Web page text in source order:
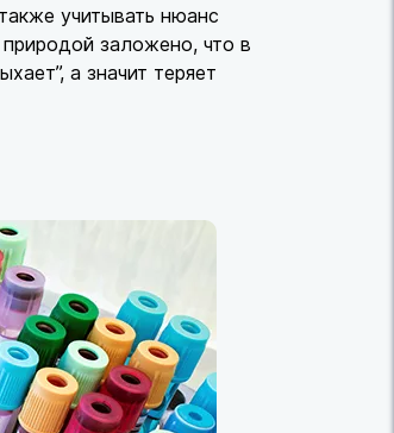
учитывать нюанс
заложено, что в
а значит теряет